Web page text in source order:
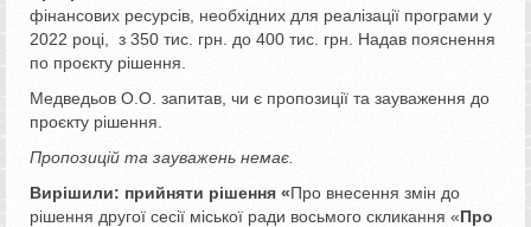
фінансових ресурсів, необхідних для реалізації програми у
2022 році, з 350 тис. грн. до 400 тис. грн. Надав пояснення
по проєкту рішення.
Медведьов О.О. запитав, чи є пропозиції та зауваження до
проєкту рішення.
Пропозицій та зауважень немає.
Вирішили: прийняти рішення «Про внесення змін до
рішення другої сесії міської ради восьмого скликання «Про